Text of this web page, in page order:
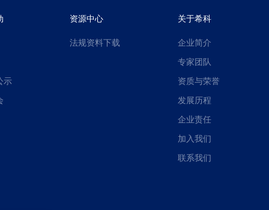
示
资源中心
法规资料下载
关于希科
企业简介
专家团队
资质与荣誉
发展历程
企业责任
加入我们
联系我们